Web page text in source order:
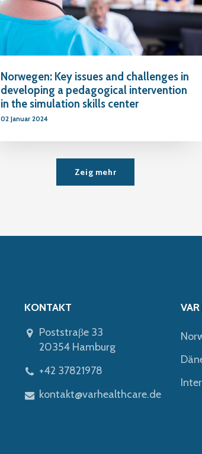
Norwegen: Key issues and challenges in
developing a pedagogical intervention
in the simulation skills center
02 Januar 2024
Zeig mehr
KONTAKT
Poststraβe 33
20354 Hamburg
+42 37821978
kontakt@varhealthcare.de